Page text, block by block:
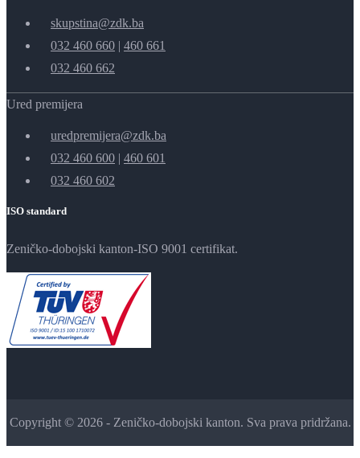
skupstina@zdk.ba
032 460 660 | 460 661
032 460 662
Ured premijera
uredpremijera@zdk.ba
032 460 600 | 460 601
032 460 602
ISO standard
Zeničko-dobojski kanton-ISO 9001 certifikat.
Copyright © 2026 - Zeničko-dobojski kanton. Sva prava pridržana.